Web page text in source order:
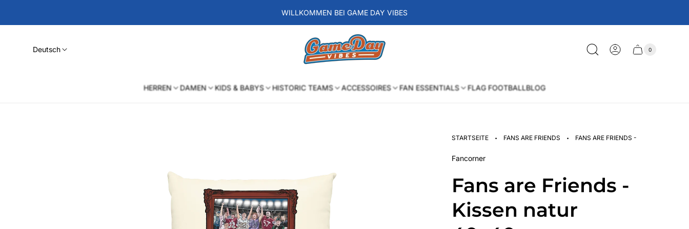
WILLKOMMEN BEI GAME DAY VIBES
Deutsch
Laden-
Logo
Schublade
Anzahl
0
HERREN DAMEN KIDS & BABYS HISTORIC TEAMS ACCESSOIRES FAN ESSENTIALS FLAG FOOTBALLBLOG
STARTSEITE · FANS ARE FRIENDS · FANS ARE FRIENDS - KISSEN NATUR
Fancorner
Fans are Friends -
Kissen natur